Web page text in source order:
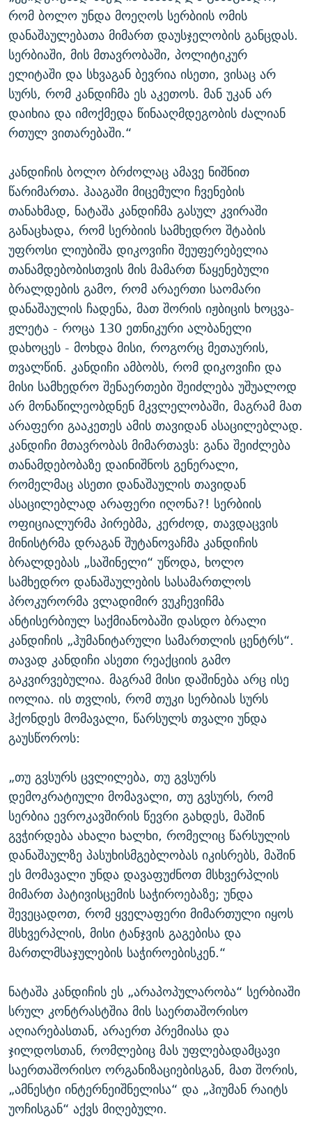
რომ ბოლო უნდა მოეღოს სერბიის ომის
დანაშაულებათა მიმართ დაუსჯელობის განცდას.
სერბიაში, მის მთავრობაში, პოლიტიკურ
ელიტაში და სხვაგან ბევრია ისეთი, ვისაც არ
სურს, რომ კანდიჩმა ეს აკეთოს. მან უკან არ
დაიხია და იმოქმედა წინააღმდეგობის ძალიან
რთულ ვითარებაში.“
კანდიჩის ბოლო ბრძოლაც ამავე ნიშნით
წარიმართა. ჰააგაში მიცემული ჩვენების
თანახმად, ნატაშა კანდიჩმა გასულ კვირაში
განაცხადა, რომ სერბიის სამხედრო შტაბის
უფროსი ლიუბიშა დიკოვიჩი შეუფერებელია
თანამდებობისთვის მის მამართ წაყენებული
ბრალდების გამო, რომ არაერთი საომარი
დანაშაულის ჩადენა, მათ შორის იჟბიცის ხოცვა-
ჟლეტა - როცა 130 ეთნიკური ალბანელი
დახოცეს - მოხდა მისი, როგორც მეთაურის,
თვალწინ. კანდიჩი ამბობს, რომ დიკოვიჩი და
მისი სამხედრო შენაერთები შეიძლება უშუალოდ
არ მონაწილეობდნენ მკვლელობაში, მაგრამ მათ
არაფერი გააკეთეს ამის თავიდან ასაცილებლად.
კანდიჩი მთავრობას მიმართავს: განა შეიძლება
თანამდებობაზე დაინიშნოს გენერალი,
რომელმაც ასეთი დანაშაულის თავიდან
ასაცილებლად არაფერი იღონა?! სერბიის
ოფიციალურმა პირებმა, კერძოდ, თავდაცვის
მინისტრმა დრაგან შუტანოვაჩმა კანდიჩის
ბრალდებას „საშინელი“ უწოდა, ხოლო
სამხედრო დანაშაულების სასამართლოს
პროკურორმა ვლადიმირ ვუკჩევიჩმა
ანტისერბიულ საქმიანობაში დასდო ბრალი
კანდიჩის „ჰუმანიტარული სამართლის ცენტრს“.
თავად კანდიჩი ასეთი რეაქციის გამო
გაკვირვებულია. მაგრამ მისი დაშინება არც ისე
იოლია. ის თვლის, რომ თუკი სერბიას სურს
ჰქონდეს მომავალი, წარსულს თვალი უნდა
გაუსწოროს:
„თუ გვსურს ცვლილება, თუ გვსურს
დემოკრატიული მომავალი, თუ გვსურს, რომ
სერბია ევროკავშირის წევრი გახდეს, მაშინ
გვჭირდება ახალი ხალხი, რომელიც წარსულის
დანაშაულზე პასუხისმგებლობას იკისრებს, მაშინ
ეს მომავალი უნდა დავაფუძნოთ მსხვერპლის
მიმართ პატივისცემის საჭიროებაზე; უნდა
შევეცადოთ, რომ ყველაფერი მიმართული იყოს
მსხვერპლის, მისი ტანჯვის გაგებისა და
მართლმსაჯულების საჭიროებისკენ.“
ნატაშა კანდიჩის ეს „არაპოპულარობა“ სერბიაში
სრულ კონტრასტშია მის საერთაშორისო
აღიარებასთან, არაერთ პრემიასა და
ჯილდოსთან, რომლებიც მას უფლებადამცავი
საერთაშორისო ორგანიზაციებისგან, მათ შორის,
„ამნესტი ინტერნეიშნელისა“ და „ჰიუმან რაიტს
უოჩისგან“ აქვს მიღებული.